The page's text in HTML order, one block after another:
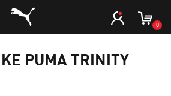
0
PUMA TRINITY